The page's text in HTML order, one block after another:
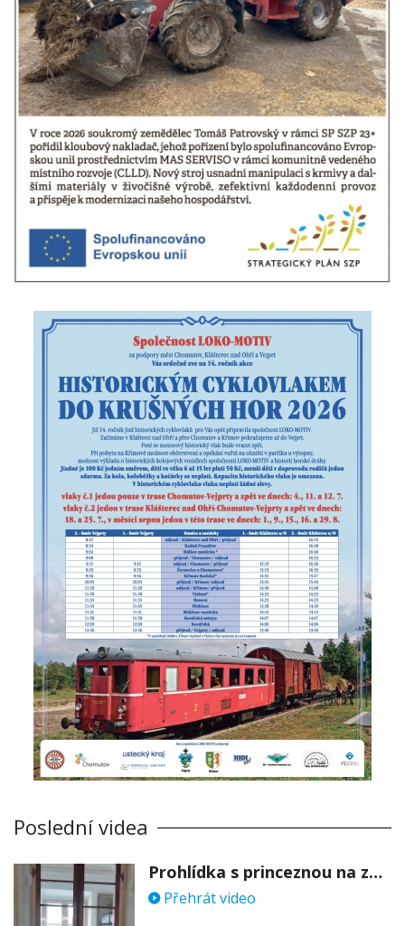
Poslední videa
Prohlídka s princeznou na zámku Stekník
Přehrát video